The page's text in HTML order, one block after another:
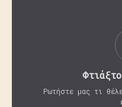
Ρωτήστε μας τι